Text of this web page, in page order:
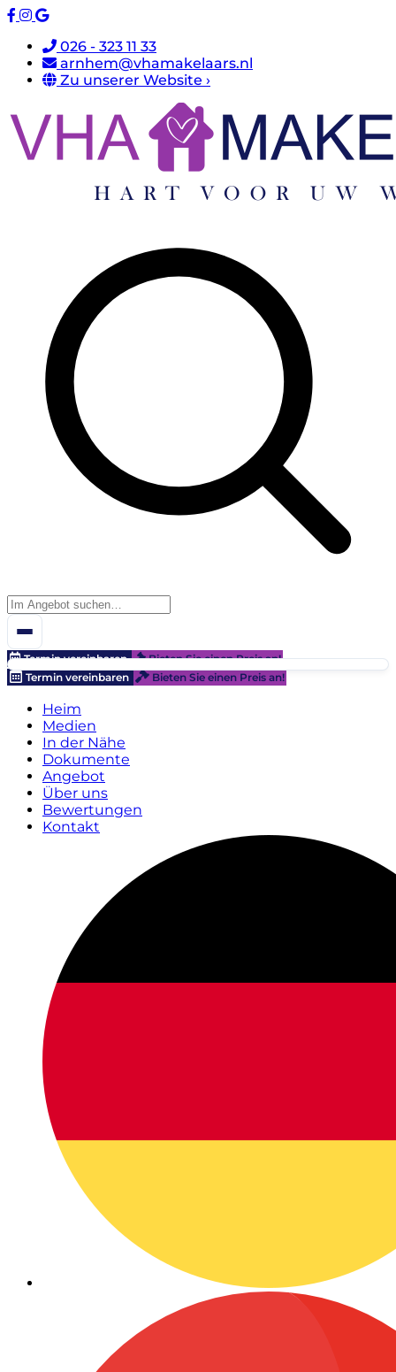
026 - 323 11 33
arnhem@vhamakelaars.nl
Zu unserer Website ›
Termin vereinbaren
Bieten Sie einen Preis an!
Termin vereinbaren
Bieten Sie einen Preis an!
Heim
Medien
In der Nähe
Dokumente
Angebot
Über uns
Bewertungen
Kontakt